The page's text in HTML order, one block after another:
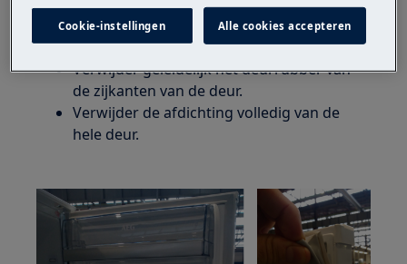
Start in een hoek en trek aan de
deurafdichting.
Verwijder geleidelijk het deurrubber van
de zijkanten van de deur.
Verwijder de afdichting volledig van de
hele deur.
Cookie-instellingen Alle cookies accepteren